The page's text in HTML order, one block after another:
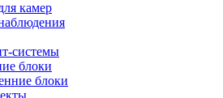
камер
системы
блоки
блоки